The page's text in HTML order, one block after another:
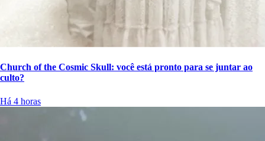
Church of the Cosmic Skull: você está pronto para se juntar ao
culto?
Há 4 horas